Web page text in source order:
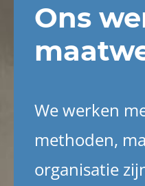
Ons
We werken
methoden,
organisatie